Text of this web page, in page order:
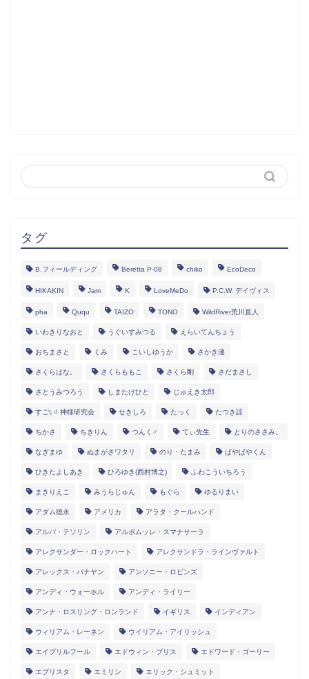
タグ
B.フィールディング Beretta P-08 chiko EcoDeco
HIKAKIN Jam K LoveMeDo P.C.W. デイヴィス
pha Ququ TAIZO TONO WildRiver荒川直人
いわきりなおと うぐいすみつる えらいてんちょう
おちまさと くみ こいしゆうか さかき漣
さくらはな。 さくらももこ さくら剛 さだまさし
さとうみつろう しまたけひと じゅえき太郎
すごい! 神様研究会 せきしろ たっく たつき諒
ちかさ ちきりん つんく♂ てぃ先生 とりのささみ。
なぎまゆ ぬまがさワタリ のり・たまみ ぱやぱやくん
ひきたよしあき ひろゆき(西村博之) ふわこういちろう
まきりえこ みうらじゅん もぐら ゆるりまい
アダム徳永 アメリカ アラタ・クールハンド
アルパ・テソリン アルボムッレ・スマナサーラ
アレクサンダー・ロックハート アレクサンドラ・ラインヴァルト
アレックス・バナヤン アンソニー・ロビンズ
アンディ・ウォーホル アンディ・ライリー
アンナ・ロスリング・ロンランド イギリス インディアン
ウィリアム・レーネン ウイリアム・アイリッシュ
エイプリルフール エドウィン・ブリス エドワード・ゴーリー
エブリスタ エミリン エリック・シュミット